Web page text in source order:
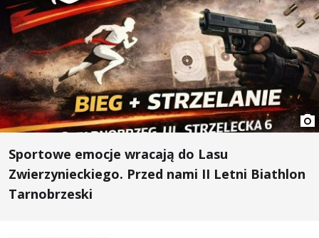
Sportowe emocje wracają do Lasu
Zwierzynieckiego. Przed nami II Letni Biathlon
Tarnobrzeski